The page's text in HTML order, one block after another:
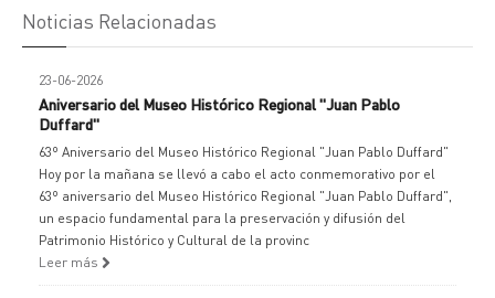
Noticias Relacionadas
23-06-2026
Aniversario del Museo Histórico Regional "Juan Pablo
Duffard"
63º Aniversario del Museo Histórico Regional "Juan Pablo Duffard"
Hoy por la mañana se llevó a cabo el acto conmemorativo por el
63º aniversario del Museo Histórico Regional "Juan Pablo Duffard",
un espacio fundamental para la preservación y difusión del
Patrimonio Histórico y Cultural de la provinc
Leer más